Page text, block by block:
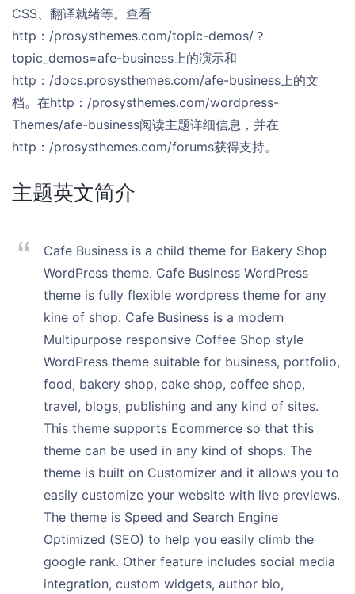
CSS、翻译就绪等。查看
http：/prosysthemes.com/topic-demos/？
topic_demos=afe-business上的演示和
http：/docs.prosysthemes.com/afe-business上的文
档。在http：/prosysthemes.com/wordpress-
Themes/afe-business阅读主题详细信息，并在
http：/prosysthemes.com/forums获得支持。
主题英文简介
Cafe Business is a child theme for Bakery Shop
WordPress theme. Cafe Business WordPress
theme is fully flexible wordpress theme for any
kine of shop. Cafe Business is a modern
Multipurpose responsive Coffee Shop style
WordPress theme suitable for business, portfolio,
food, bakery shop, cake shop, coffee shop,
travel, blogs, publishing and any kind of sites.
This theme supports Ecommerce so that this
theme can be used in any kind of shops. The
theme is built on Customizer and it allows you to
easily customize your website with live previews.
The theme is Speed and Search Engine
Optimized (SEO) to help you easily climb the
google rank. Other feature includes social media
integration, custom widgets, author bio,